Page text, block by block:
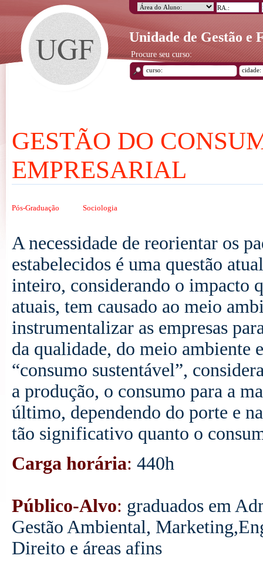
Unidade de Gestão e
Procure seu curso:
GESTÃO DO
EMPRESARIAL
Pós-Graduação Sociologia
A necessidade de reorientar os
estabelecidos é uma questão
inteiro, considerando o impacto
atuais, tem causado ao meio
instrumentalizar as empresas
da qualidade, do meio ambiente
“consumo sustentável”,
a produção, o consumo para a
último, dependendo do porte e
tão significativo quanto o
Carga horária: 440h
Público-Alvo: graduados em
Gestão Ambiental,
Direito e áreas afins